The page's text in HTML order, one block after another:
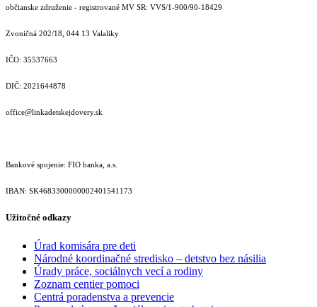
občianske združenie - registrované MV SR: VVS/1-900/90-18429
Zvoničná 202/18, 044 13 Valaliky
IČO: 35537663
DIČ: 2021644878
office@linkadetskejdovery.sk
Bankové spojenie: FIO banka, a.s.
IBAN: SK46833000000­02401541173
Užitočné odkazy
Úrad komisára pre deti
Národné koordinačné stredisko – detstvo bez násilia
Úrady práce, sociálnych vecí a rodiny
Zoznam centier pomoci
Centrá poradenstva a prevencie